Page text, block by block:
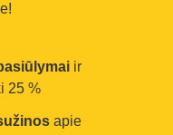
ir
25 %
apie